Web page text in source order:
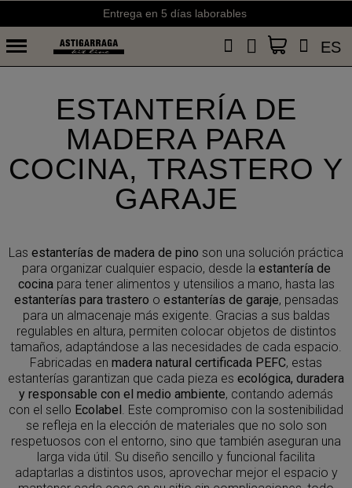
Envíos gratis a partir de 50€ (España) y 75€ (Portugal)
ES
ESTANTERÍA DE
MADERA PARA
COCINA, TRASTERO Y
GARAJE
Las estanterías de madera de pino son una solución práctica
para organizar cualquier espacio, desde la estantería de
cocina para tener alimentos y utensilios a mano, hasta las
estanterías para trastero o estanterías de garaje, pensadas
para un almacenaje más exigente. Gracias a sus baldas
regulables en altura, permiten colocar objetos de distintos
tamaños, adaptándose a las necesidades de cada espacio.
Fabricadas en madera natural certificada PEFC, estas
estanterías garantizan que cada pieza es ecológica, duradera
y responsable con el medio ambiente, contando además
con el sello Ecolabel . Este compromiso con la sostenibilidad
se refleja en la elección de materiales que no solo son
respetuosos con el entorno, sino que también aseguran una
larga vida útil. Su diseño sencillo y funcional facilita
adaptarlas a distintos usos, aprovechar mejor el espacio y